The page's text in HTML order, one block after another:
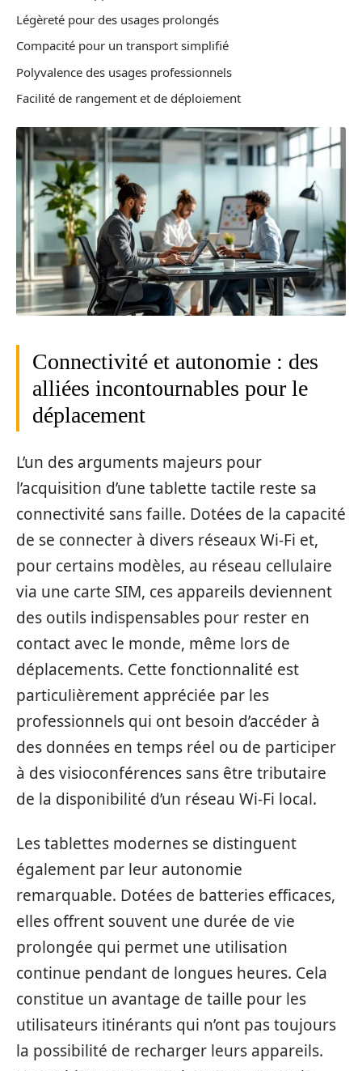
Légèreté pour des usages prolongés
Compacité pour un transport simplifié
Polyvalence des usages professionnels
Facilité de rangement et de déploiement
Connectivité et autonomie : des
alliées incontournables pour le
déplacement
L’un des arguments majeurs pour
l’acquisition d’une tablette tactile reste sa
connectivité sans faille. Dotées de la capacité
de se connecter à divers réseaux Wi-Fi et,
pour certains modèles, au réseau cellulaire
via une carte SIM, ces appareils deviennent
des outils indispensables pour rester en
contact avec le monde, même lors de
déplacements. Cette fonctionnalité est
particulièrement appréciée par les
professionnels qui ont besoin d’accéder à
des données en temps réel ou de participer
à des visioconférences sans être tributaire
de la disponibilité d’un réseau Wi-Fi local.
Les tablettes modernes se distinguent
également par leur autonomie
remarquable. Dotées de batteries efficaces,
elles offrent souvent une durée de vie
prolongée qui permet une utilisation
continue pendant de longues heures. Cela
constitue un avantage de taille pour les
utilisateurs itinérants qui n’ont pas toujours
la possibilité de recharger leurs appareils.